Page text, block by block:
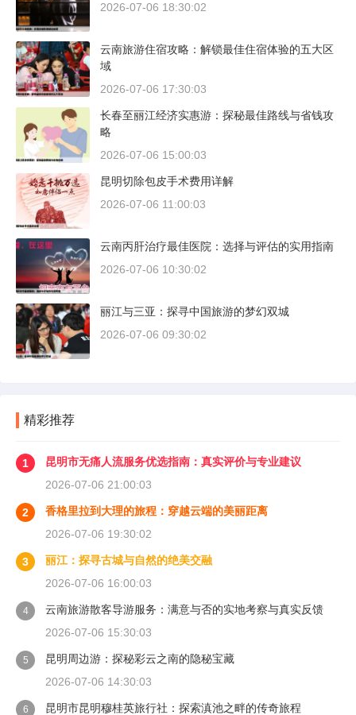
2026-07-06 18:30:02
云南旅游住宿攻略：解锁最佳住宿体验的五大区
域
2026-07-06 17:30:03
长春至丽江经济实惠游：探秘最佳路线与省钱攻
略
2026-07-06 15:00:03
昆明切除包皮手术费用详解
2026-07-06 11:00:03
云南丙肝治疗最佳医院：选择与评估的实用指南
2026-07-06 10:30:02
丽江与三亚：探寻中国旅游的梦幻双城
2026-07-06 09:30:02
精彩推荐
1
昆明市无痛人流服务优选指南：真实评价与专业建议
2026-07-06 21:00:03
2
香格里拉到大理的旅程：穿越云端的美丽距离
2026-07-06 19:30:02
3
丽江：探寻古城与自然的绝美交融
2026-07-06 16:00:03
4
云南旅游散客导游服务：满意与否的实地考察与真实反馈
2026-07-06 15:30:03
5
昆明周边游：探秘彩云之南的隐秘宝藏
2026-07-06 14:30:03
6 昆明市昆明穆桂英旅行社：探索滇池之畔的传奇旅程